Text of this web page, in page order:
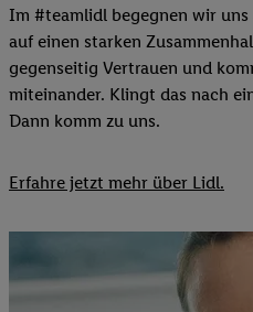
Im #teamlidl begegnen wir
auf einen starken
gegenseitig Vertrauen und
miteinander. Klingt das nach
Dann komm zu uns.​
Erfahre jetzt mehr über Lidl.